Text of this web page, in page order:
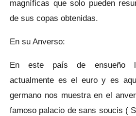
magníficas que solo pueden
de sus copas obtenidas.
En su Anverso:
En este país de ensueño
actualmente es el euro y es
germano nos muestra en el
famoso palacio de sans soucis (